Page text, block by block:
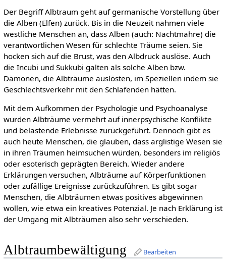
Der Begriff Albtraum geht auf germanische Vorstellung über
die Alben (Elfen) zurück. Bis in die Neuzeit nahmen viele
westliche Menschen an, dass Alben (auch: Nachtmahre) die
verantwortlichen Wesen für schlechte Träume seien. Sie
hocken sich auf die Brust, was den Albdruck auslöse. Auch
die Incubi und Sukkubi galten als solche Alben bzw.
Dämonen, die Albträume auslösten, im Speziellen indem sie
Geschlechtsverkehr mit den Schlafenden hätten.
Mit dem Aufkommen der Psychologie und Psychoanalyse
wurden Albträume vermehrt auf innerpsychische Konflikte
und belastende Erlebnisse zurückgeführt. Dennoch gibt es
auch heute Menschen, die glauben, dass arglistige Wesen sie
in ihren Träumen heimsuchen würden, besonders im religiös
oder esoterisch geprägten Bereich. Wieder andere
Erklärungen versuchen, Albträume auf Körperfunktionen
oder zufällige Ereignisse zurückzuführen. Es gibt sogar
Menschen, die Albträumen etwas positives abgewinnen
wollen, wie etwa ein kreatives Potenzial. Je nach Erklärung ist
der Umgang mit Albträumen also sehr verschieden.
Albtraumbewältigung Bearbeiten